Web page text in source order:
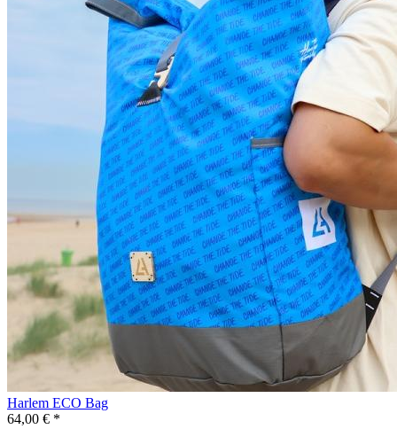
Harlem ECO Bag
64,00 € *